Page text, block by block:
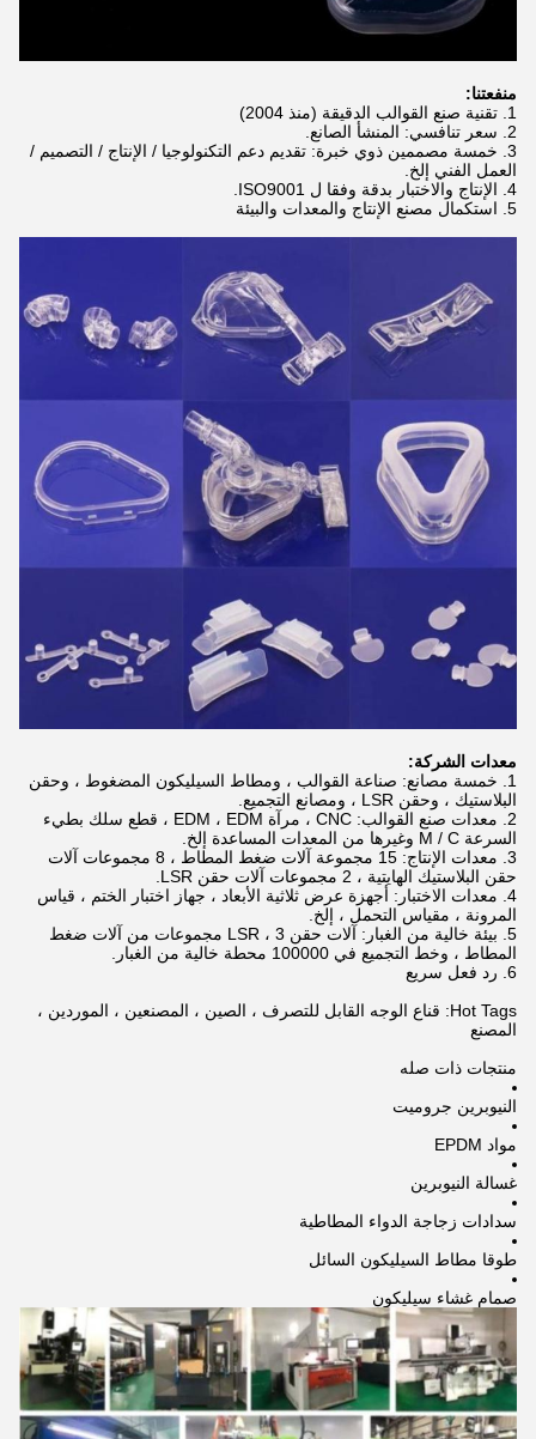
منفعتنا:
1. تقنية صنع القوالب الدقيقة (منذ 2004)
2. سعر تنافسي: المنشأ الصانع.
3. خمسة مصممين ذوي خبرة: تقديم دعم التكنولوجيا / الإنتاج / التصميم /
العمل الفني إلخ.
4. الإنتاج والاختبار بدقة وفقا ل ISO9001.
5. استكمال مصنع الإنتاج والمعدات والبيئة
معدات الشركة:
1. خمسة مصانع: صناعة القوالب ، ومطاط السيليكون المضغوط ، وحقن
البلاستيك ، وحقن LSR ، ومصانع التجميع.
2. معدات صنع القوالب: CNC ، مرآة EDM ، EDM ، قطع سلك بطيء
السرعة M / C وغيرها من المعدات المساعدة إلخ.
3. معدات الإنتاج: 15 مجموعة آلات ضغط المطاط ، 8 مجموعات آلات
حقن البلاستيك الهايتية ، 2 مجموعات آلات حقن LSR.
4. معدات الاختبار: أجهزة عرض ثلاثية الأبعاد ، جهاز اختبار الختم ، قياس
المرونة ، مقياس التحمل ، إلخ.
5. بيئة خالية من الغبار: آلات حقن LSR ، 3 مجموعات من آلات ضغط
المطاط ، وخط التجميع في 100000 محطة خالية من الغبار.
6. رد فعل سريع
Hot Tags: قناع الوجه القابل للتصرف ، الصين ، المصنعين ، الموردين ،
المصنع
منتجات ذات صله
النيوبرين جروميت
مواد EPDM
غسالة النيوبرين
سدادات زجاجة الدواء المطاطية
طوقا مطاط السيليكون السائل
صمام غشاء سيليكون